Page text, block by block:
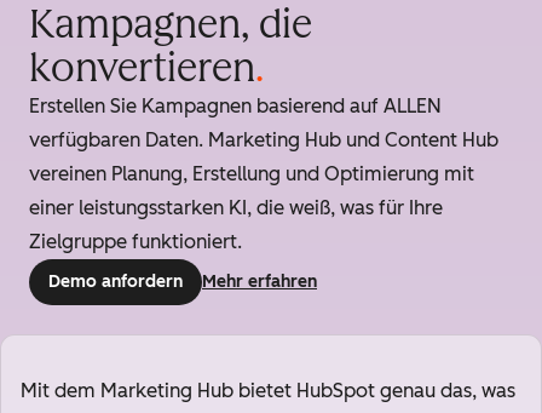
Kampagnen, die
konvertieren.
Erstellen Sie Kampagnen basierend auf ALLEN
verfügbaren Daten. Marketing Hub und Content Hub
vereinen Planung, Erstellung und Optimierung mit
einer leistungsstarken KI, die weiß, was für Ihre
Zielgruppe funktioniert.
Demo anfordern Mehr erfahren
Mit dem Marketing Hub bietet HubSpot genau das, was